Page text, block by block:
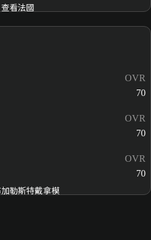
查看法國
OVR
70
OVR
70
OVR
70
勒斯特戴拿模